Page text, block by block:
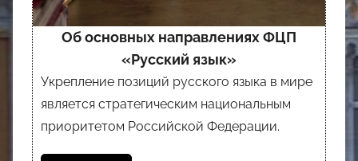
Об основных направлениях ФЦП
«Русский язык»
Укрепление позиций русского языка в мире
является стратегическим национальным
приоритетом Российской Федерации.